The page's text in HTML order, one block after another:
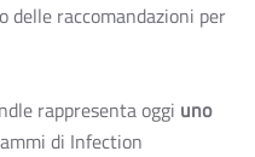
raccomandazioni per
rappresenta oggi uno
di Infection